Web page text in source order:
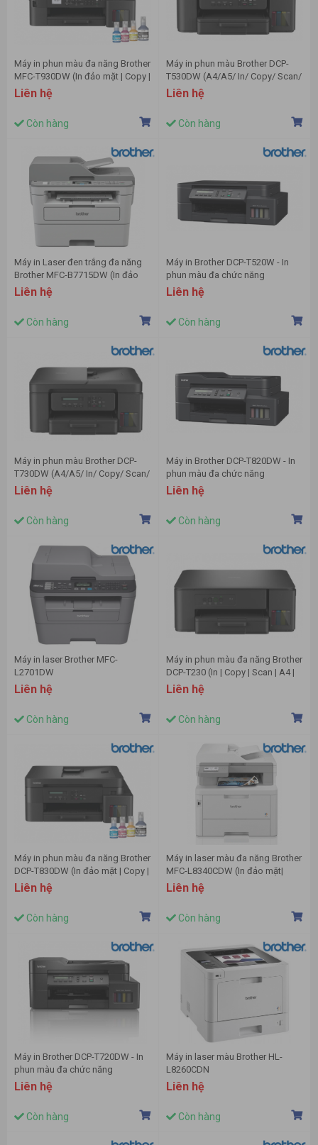
Máy in phun màu đa năng Brother
MFC-T930DW (In đảo mặt | Copy |
Scan | Fax | A4 | A5| USB | LAN |
Liên hệ
Còn hàng
Máy in phun màu Brother DCP-
T530DW (A4/A5/ In/ Copy/ Scan/
Đảo mặt/ ADF/ USB/ WIFI)
Liên hệ
Còn hàng
Máy in Laser đen trắng đa năng
Brother MFC-B7715DW (In đảo
mặt| Copy| Scan ADF 1 mặt| Fax|
A4,| A5| USB| LAN| WIFI)
Liên hệ
Còn hàng
Máy in Brother DCP-T520W - In
phun màu đa chức năng
Liên hệ
Còn hàng
Máy in phun màu Brother DCP-
T730DW (A4/A5/ In/ Copy/ Scan/
Đảo mặt/ ADF/ USB/ WIFI)
Liên hệ
Còn hàng
Máy in Brother DCP-T820DW - In
phun màu đa chức năng
Liên hệ
Còn hàng
Máy in laser Brother MFC-
L2701DW
Liên hệ
Còn hàng
Máy in phun màu đa năng Brother
DCP-T230 (In | Copy | Scan | A4 |
A5 | USB)
Liên hệ
Còn hàng
Máy in phun màu đa năng Brother
DCP-T830DW (In đảo mặt | Copy |
Scan | A4 | A5 | USB | LAN | WIFI)
Liên hệ
Còn hàng
Máy in laser màu đa năng Brother
MFC-L8340CDW (In đảo mặt|
Copy| Scan| USB| WIFI)
Liên hệ
Còn hàng
Máy in Brother DCP-T720DW - In
phun màu đa chức năng
Liên hệ
Còn hàng
Máy in laser màu Brother HL-
L8260CDN
Liên hệ
Còn hàng